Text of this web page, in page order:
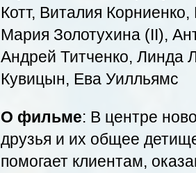
Котт, Виталия
Мария Золотухина (II),
Андрей Титченко, Линда
Кувицын, Ева Уилльямс
О фильме: В центре
друзья и их общее
помогает клиентам,